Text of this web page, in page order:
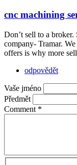
cnc machining
Don’t sell to a
company- Tramar.
offers is why more
odpovědět
Vaše jméno
Předmět
Comment *